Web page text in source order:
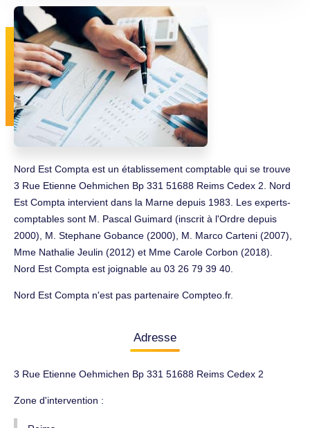
Nord Est Compta est un établissement comptable qui se trouve
3 Rue Etienne Oehmichen Bp 331 51688 Reims Cedex 2. Nord
Est Compta intervient dans la Marne depuis 1983. Les experts-
comptables sont M. Pascal Guimard (inscrit à l'Ordre depuis
2000), M. Stephane Gobance (2000), M. Marco Carteni (2007),
Mme Nathalie Jeulin (2012) et Mme Carole Corbon (2018).
Nord Est Compta est joignable au 03 26 79 39 40.
Nord Est Compta n'est pas partenaire Compteo.fr.
Adresse
3 Rue Etienne Oehmichen Bp 331 51688 Reims Cedex 2
Zone d'intervention :